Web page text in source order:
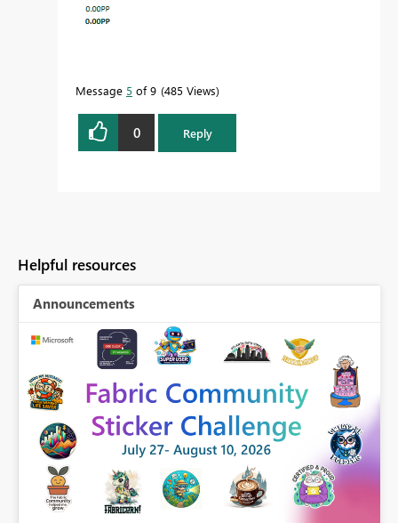
Message 5 of 9 485 Views
0 Reply
Helpful resources
Announcements